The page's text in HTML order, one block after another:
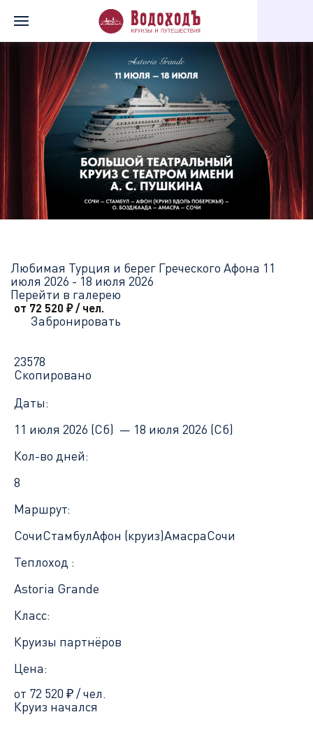
Любимая Турция и берег Греческого Афона 11
июля 2026 - 18 июля 2026
Перейти в галерею
от 72 520 ₽/ чел.
Забронировать
23578
Скопировано
Даты:
11 июля 2026 (Сб) — 18 июля 2026 (Сб)
Кол-во дней:
8
Маршрут:
СочиСтамбулАфон (круиз)АмасраСочи
Теплоход :
Astoria Grande
Класс:
Круизы партнёров
Цена:
от 72 520 ₽/ чел.
Круиз начался